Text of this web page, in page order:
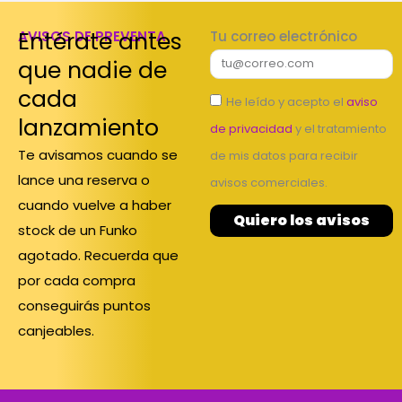
AVISOS DE PREVENTA
Entérate antes
que nadie de
cada
lanzamiento
Te avisamos cuando se
lance una reserva o
cuando vuelve a haber
stock de un Funko
agotado. Recuerda que
por cada compra
conseguirás puntos
canjeables.
Tu correo electrónico
He leído y acepto el aviso
de privacidad y el tratamiento
de mis datos para recibir
avisos comerciales.
Quiero los avisos